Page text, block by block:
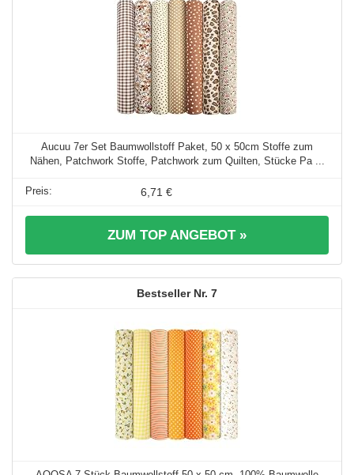
Aucuu 7er Set Baumwollstoff Paket, 50 x 50cm Stoffe zum
Nähen, Patchwork Stoffe, Patchwork zum Quilten, Stücke Pa ...
6,71 €
ZUM TOP ANGEBOT »
7